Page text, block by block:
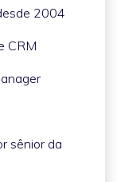
2004
CRM
sênior da